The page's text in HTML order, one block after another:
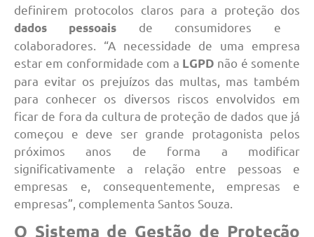
definirem protocolos claros para a proteção dos
dados pessoais de consumidores e
colaboradores. “A necessidade de uma empresa
estar em conformidade com a LGPD não é somente
para evitar os prejuízos das multas, mas também
para conhecer os diversos riscos envolvidos em
ficar de fora da cultura de proteção de dados que já
começou e deve ser grande protagonista pelos
próximos anos de forma a modificar
significativamente a relação entre pessoas e
empresas e, consequentemente, empresas e
empresas”, complementa Santos Souza.
O Sistema de Gestão de Proteção